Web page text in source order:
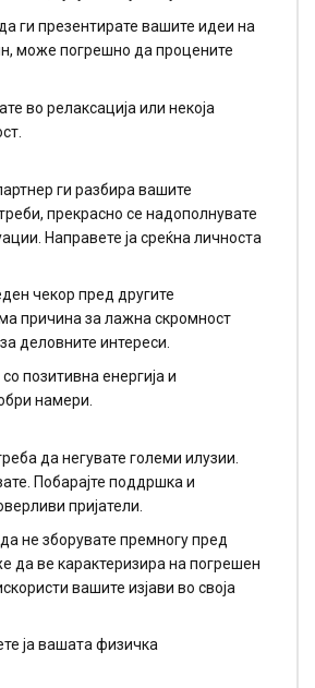
ги презентирате вашите идеи на
може погрешно да процените
во релаксација или некоја
ги разбира вашите
прекрасно се надополнувате
Направете ја среќна личноста
чекор пред другите
причина за лажна скромност
деловните интереси.
позитивна енергија и
намери.
да негувате големи илузии.
Побарајте поддршка и
пријатели.
не зборувате премногу пред
да ве карактеризира на погрешен
вашите изјави во своја
ја вашата физичка